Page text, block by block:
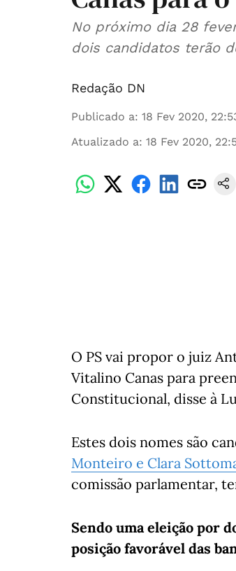
No próximo dia 28
dois candidatos terão
Redação DN
Publicado a: 18 Fev 2020,
Atualizado a: 18 Fev 2020,
O PS vai propor o juiz
Vitalino Canas para
Constitucional, disse à
Estes dois nomes são
Monteiro e Clara
comissão parlamentar,
Sendo uma eleição por
posição favorável das